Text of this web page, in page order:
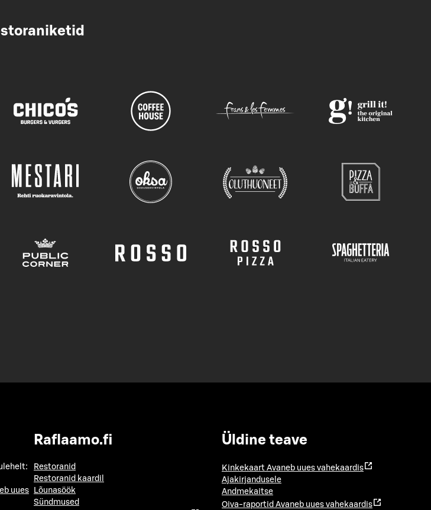
uues
Raflaamo.fi
Restoranid
Restoranid kaardil
Lõunasöök
Sündmused
Üldine teave
Kinkekaart Avaneb uues vahekaardis
Ajakirjandusele
Andmekaitse
Oiva-raportid Avaneb uues vahekaardis